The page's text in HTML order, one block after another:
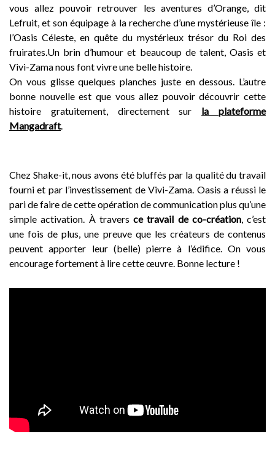
vous allez pouvoir retrouver les aventures d’Orange, dit
Lefruit, et son équipage à la recherche d’une mystérieuse île :
l’Oasis Céleste, en quête du mystérieux trésor du Roi des
fruirates.Un brin d’humour et beaucoup de talent, Oasis et
Vivi-Zama nous font vivre une belle histoire.
On vous glisse quelques planches juste en dessous. L’autre
bonne nouvelle est que vous allez pouvoir découvrir cette
histoire gratuitement, directement sur la plateforme
Mangadraft.
Chez Shake-it, nous avons été bluffés par la qualité du travail
fourni et par l’investissement de Vivi-Zama. Oasis a réussi le
pari de faire de cette opération de communication plus qu’une
simple activation. À travers ce travail de co-création, c’est
une fois de plus, une preuve que les créateurs de contenus
peuvent apporter leur (belle) pierre à l’édifice. On vous
encourage fortement à lire cette œuvre. Bonne lecture !